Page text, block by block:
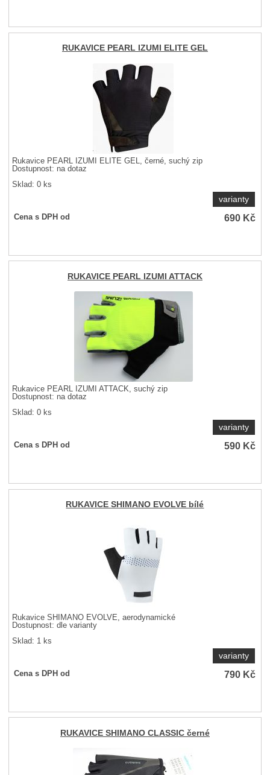
RUKAVICE PEARL IZUMI ELITE GEL
Rukavice PEARL IZUMI ELITE GEL, černé, suchý zip
Dostupnost: na dotaz
Sklad: 0 ks
varianty
Cena s DPH od 690 Kč
RUKAVICE PEARL IZUMI ATTACK
Rukavice PEARL IZUMI ATTACK, suchý zip
Dostupnost: na dotaz
Sklad: 0 ks
varianty
Cena s DPH od 590 Kč
RUKAVICE SHIMANO EVOLVE bílé
Rukavice SHIMANO EVOLVE, aerodynamické
Dostupnost:dle varianty
Sklad: 1 ks
varianty
Cena s DPH od 790 Kč
RUKAVICE SHIMANO CLASSIC černé